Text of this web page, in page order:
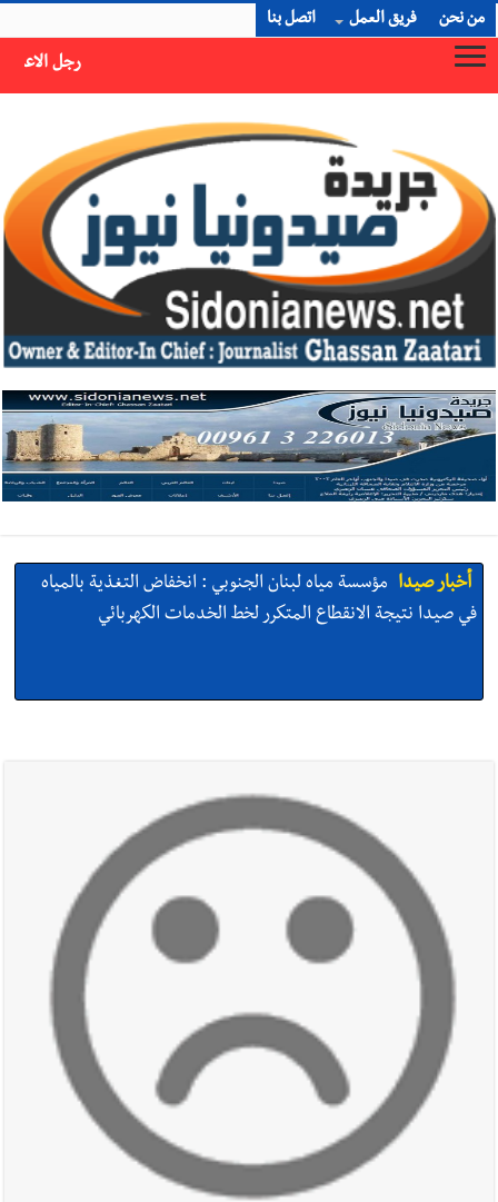
من نحن فريق العمل اتصل بنا
رجل الاعمال الاماراتي خلف الحبتور : 112 شهيداً شُيّعوا في ‫غزة‬ بعد أن بقوا تحت الأنقاض منذ عام 2023: أيُعقل أن يبقى الشعب الفلسطيني يعيش كل هذا الألم؟ وإلى متى تستمر هذه المعاناة التي تمزق القلوب والضمائر؟
أخبار صيدا مؤسسة مياه لبنان الجنوبي : انخفاض التغذية بالمياه
في صيدا نتيجة الانقطاع المتكرر لخط الخدمات الكهربائي
أخبار صيدا مرفأ صيدا.. إمكانيات كبيرة وعائدات ضخمة في واقع
يرويها لبنان تؤسس للمستقبل لا سنة نحتفل بها ثم نطويها
أخبار صيدا
طنبوريت -قضاء صيدا تفتتح مهرجاناتها الصيفية
بدعوة من بلديتها الخميس ٦-٨-٢٠٢٦ مع الفنان المميز أدهم شلهوب
وبرنامج حافل وسهرات ممتعة...شاركونا الفرحة